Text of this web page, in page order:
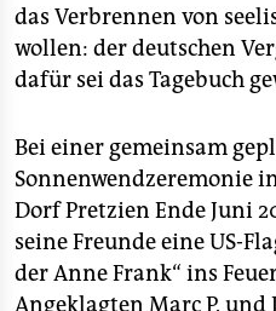
das Verbrennen von
wollen: der deutschen
dafür sei das Tagebuch
Bei einer gemeinsam
Sonnenwendzeremonie
Dorf Pretzien Ende Juni
seine Freunde eine US-
der Anne Frank“ ins
Angeklagten Marc P. und